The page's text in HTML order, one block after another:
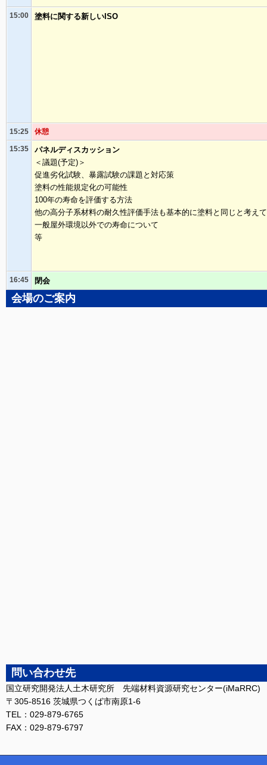
15:00 塗料に関する新しいISO
15:25 休憩
15:35
パネルディスカッション
＜議題(予定)＞
促進劣化試験、暴露試験の課題と対応策
塗料の性能規定化の可能性
100年の寿命を評価する方法
他の高分子系材料の耐久性評価手法も基本的に塗料と同じと考え
一般屋外環境以外での寿命について
等
16:45 閉会
会場のご案内
問い合わせ先
国立研究開発法人土木研究所 先端材料資源研究センター
〒305-8516 茨城県つくば市南原1-6
TEL：029-879-6765
FAX：029-879-6797